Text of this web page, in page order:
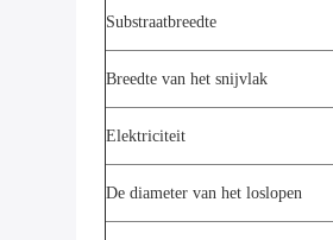
Substraatbreedte
Breedte van het snijvlak
Elektriciteit
De diameter van het loslopen